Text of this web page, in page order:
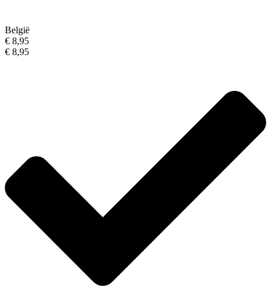
België
€ 8,95
€ 8,95